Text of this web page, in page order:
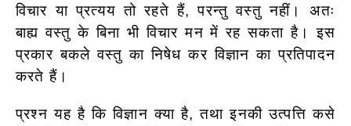
विचार या प्रत्यय तो रहते हैं, परन्तु वस्तु नहीं। अतः
बाह्य वस्तु के बिना भी विचार मन में रह सकता है। इस
प्रकार बकले वस्तु का निषेध कर विज्ञान का प्रतिपादन
करते हैं।
प्रश्न यह है कि विज्ञान क्या है, तथा इनकी उत्पत्ति कसे